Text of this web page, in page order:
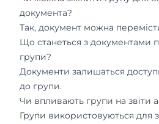
документа?
Так, документ можна
Що станеться з документами
групи?
Документи залишаться
до групи.
Чи впливають групи на звіти
Групи використовуються для